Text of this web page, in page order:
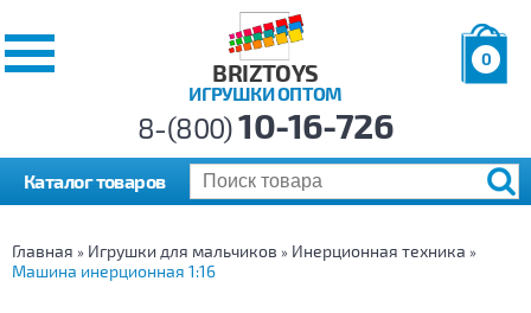
BRIZTOYS
ИГРУШКИ ОПТОМ
0
р.
8-(800)10-16-726
Каталог товаров
Главная » Игрушки для мальчиков » Инерционная техника »
Машина инерционная 1:16